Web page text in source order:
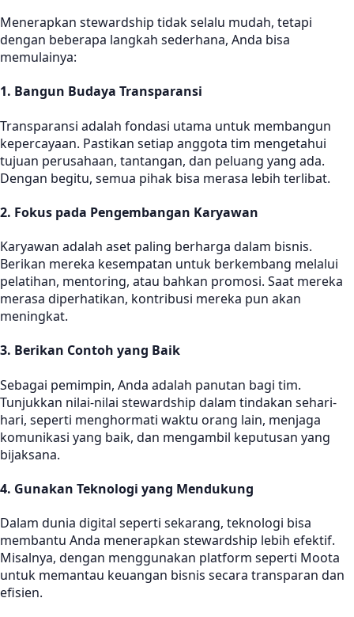
Menerapkan stewardship tidak selalu mudah, tetapi
dengan beberapa langkah sederhana, Anda bisa
memulainya:
1. Bangun Budaya Transparansi
Transparansi adalah fondasi utama untuk membangun
kepercayaan. Pastikan setiap anggota tim mengetahui
tujuan perusahaan, tantangan, dan peluang yang ada.
Dengan begitu, semua pihak bisa merasa lebih terlibat.
2. Fokus pada Pengembangan Karyawan
Karyawan adalah aset paling berharga dalam bisnis.
Berikan mereka kesempatan untuk berkembang melalui
pelatihan, mentoring, atau bahkan promosi. Saat mereka
merasa diperhatikan, kontribusi mereka pun akan
meningkat.
3. Berikan Contoh yang Baik
Sebagai pemimpin, Anda adalah panutan bagi tim.
Tunjukkan nilai-nilai stewardship dalam tindakan sehari-
hari, seperti menghormati waktu orang lain, menjaga
komunikasi yang baik, dan mengambil keputusan yang
bijaksana.
4. Gunakan Teknologi yang Mendukung
Dalam dunia digital seperti sekarang, teknologi bisa
membantu Anda menerapkan stewardship lebih efektif.
Misalnya, dengan menggunakan platform seperti Moota
untuk memantau keuangan bisnis secara transparan dan
efisien.